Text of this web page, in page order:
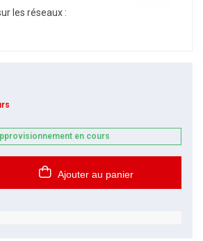
en cours
Ajouter au panier